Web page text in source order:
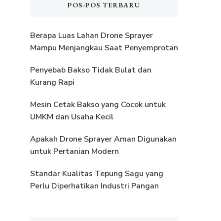
POS-POS TERBARU
Berapa Luas Lahan Drone Sprayer
Mampu Menjangkau Saat Penyemprotan
Penyebab Bakso Tidak Bulat dan
Kurang Rapi
Mesin Cetak Bakso yang Cocok untuk
UMKM dan Usaha Kecil
Apakah Drone Sprayer Aman Digunakan
untuk Pertanian Modern
Standar Kualitas Tepung Sagu yang
Perlu Diperhatikan Industri Pangan